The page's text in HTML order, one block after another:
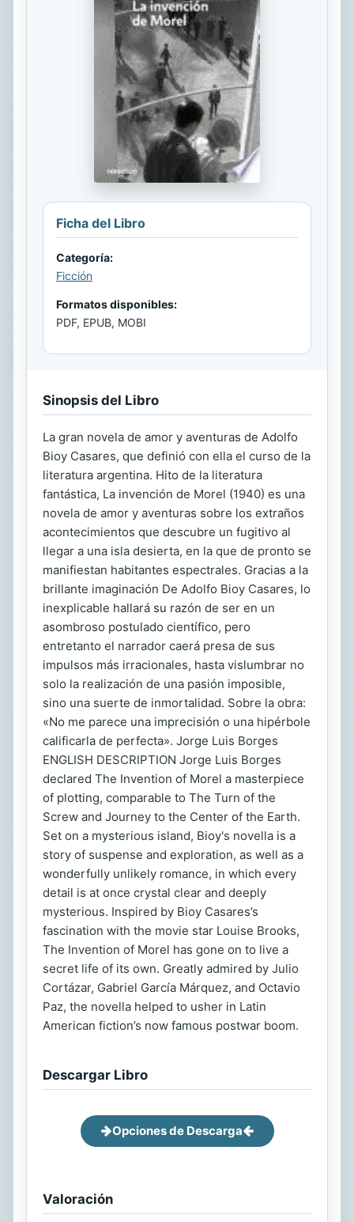
Ficha del Libro
Categoría:
Ficción
Formatos disponibles:
PDF, EPUB, MOBI
Sinopsis del Libro
La gran novela de amor y aventuras de Adolfo
Bioy Casares, que definió con ella el curso de la
literatura argentina. Hito de la literatura
fantástica, La invención de Morel (1940) es una
novela de amor y aventuras sobre los extraños
acontecimientos que descubre un fugitivo al
llegar a una isla desierta, en la que de pronto se
manifiestan habitantes espectrales. Gracias a la
brillante imaginación De Adolfo Bioy Casares, lo
inexplicable hallará su razón de ser en un
asombroso postulado científico, pero
entretanto el narrador caerá presa de sus
impulsos más irracionales, hasta vislumbrar no
solo la realización de una pasión imposible,
sino una suerte de inmortalidad. Sobre la obra:
«No me parece una imprecisión o una hipérbole
calificarla de perfecta». Jorge Luis Borges
ENGLISH DESCRIPTION Jorge Luis Borges
declared The Invention of Morel a masterpiece
of plotting, comparable to The Turn of the
Screw and Journey to the Center of the Earth.
Set on a mysterious island, Bioy's novella is a
story of suspense and exploration, as well as a
wonderfully unlikely romance, in which every
detail is at once crystal clear and deeply
mysterious. Inspired by Bioy Casares’s
fascination with the movie star Louise Brooks,
The Invention of Morel has gone on to live a
secret life of its own. Greatly admired by Julio
Cortázar, Gabriel García Márquez, and Octavio
Paz, the novella helped to usher in Latin
American fiction’s now famous postwar boom.
Descargar Libro
Opciones de Descarga
Valoración